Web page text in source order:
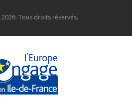
2026. Tous droits réservés.